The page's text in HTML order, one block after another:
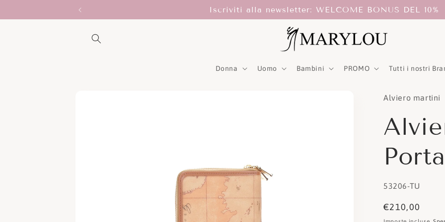
ai contenuti
Iscriviti alla newsletter: WELCOME BONUS DEL 10%
Donna Uomo Bambini PROMO Tutti i nostri
Alviero martini
SKU:
53206-TU
Prezzo
€210,00